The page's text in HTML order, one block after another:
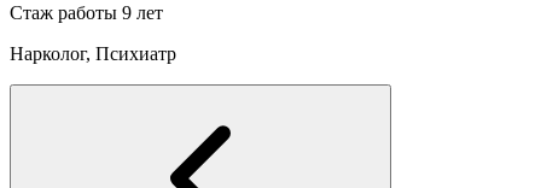
Стаж работы 9 лет
Нарколог, Психиатр